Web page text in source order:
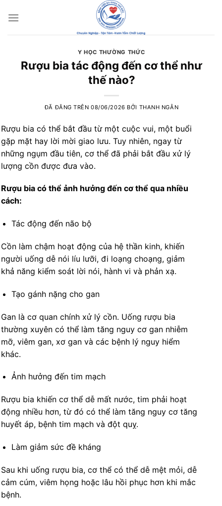
đến
Y HỌC THƯỜNG THỨC
Rượu bia tác động đến cơ thể như
thế nào?
ĐÃ ĐĂNG TRÊN08/06/2026 BỞI THANH NGÂN
Rượu bia có thể bắt đầu từ một cuộc vui, một buổi
gặp mặt hay lời mời giao lưu. Tuy nhiên, ngay từ
những ngụm đầu tiên, cơ thể đã phải bắt đầu xử lý
lượng cồn được đưa vào.
Rượu bia có thể ảnh hưởng đến cơ thể qua nhiều
cách:
Tác động đến não bộ
Cồn làm chậm hoạt động của hệ thần kinh, khiến
người uống dễ nói líu lưỡi, đi loạng choạng, giảm
khả năng kiểm soát lời nói, hành vi và phản xạ.
Tạo gánh nặng cho gan
Gan là cơ quan chính xử lý cồn. Uống rượu bia
thường xuyên có thể làm tăng nguy cơ gan nhiễm
mỡ, viêm gan, xơ gan và các bệnh lý nguy hiểm
khác.
Ảnh hưởng đến tim mạch
Rượu bia khiến cơ thể dễ mất nước, tim phải hoạt
động nhiều hơn, từ đó có thể làm tăng nguy cơ tăng
huyết áp, bệnh tim mạch và đột quỵ.
Làm giảm sức đề kháng
Sau khi uống rượu bia, cơ thể có thể dễ mệt mỏi, dễ
cảm cúm, viêm họng hoặc lâu hồi phục hơn khi mắc
bệnh.